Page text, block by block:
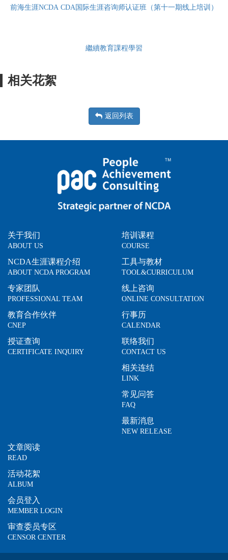
前海生涯NCDA CDA国际生涯咨询师认证班（第十一期线上培训）
繼續教育課程學習
相关花絮
返回列表
关于我们
ABOUT US
NCDA生涯课程介绍
ABOUT NCDA PROGRAM
专家团队
PROFESSIONAL TEAM
教育合作伙伴
CNEP
授证查询
CERTIFICATE INQUIRY
培训课程
COURSE
工具与教材
TOOL&CURRICULUM
线上咨询
ONLINE CONSULTATION
行事历
CALENDAR
联络我们
CONTACT US
相关连结
LINK
常见问答
FAQ
最新消息
NEW RELEASE
文章阅读
READ
活动花絮
ALBUM
会员登入
MEMBER LOGIN
审查委员专区
CENSOR CENTER